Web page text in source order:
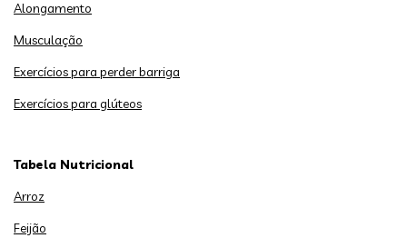
Alongamento
Musculação
Exercícios para perder barriga
Exercícios para glúteos
Tabela Nutricional
Arroz
Feijão